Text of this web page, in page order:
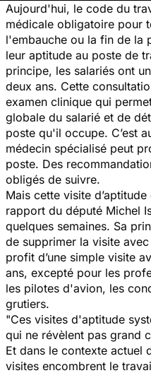
Aujourd'hui, le code du
médicale obligatoire pour
l'embauche ou la fin de la
leur aptitude au poste de
principe, les salariés ont
deux ans. Cette
examen clinique qui
globale du salarié et de
poste qu'il occupe. C’est
médecin spécialisé peut
poste. Des
obligés de suivre.
Mais cette visite
rapport du député Michel
quelques semaines. Sa
de supprimer la visite
profit d’une simple visite
ans, excepté pour les
les pilotes d'avion, les
grutiers.
"Ces visites d'aptitude
qui ne révèlent pas grand
Et dans le contexte actuel
visites encombrent le